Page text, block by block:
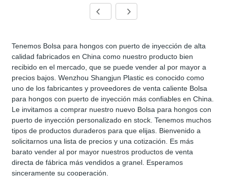
Tenemos Bolsa para hongos con puerto de inyección de alta
calidad fabricados en China como nuestro producto bien
recibido en el mercado, que se puede vender al por mayor a
precios bajos. Wenzhou Shangjun Plastic es conocido como
uno de los fabricantes y proveedores de venta caliente Bolsa
para hongos con puerto de inyección más confiables en China.
Le invitamos a comprar nuestro nuevo Bolsa para hongos con
puerto de inyección personalizado en stock. Tenemos muchos
tipos de productos duraderos para que elijas. Bienvenido a
solicitarnos una lista de precios y una cotización. Es más
barato vender al por mayor nuestros productos de venta
directa de fábrica más vendidos a granel. Esperamos
sinceramente su cooperación.